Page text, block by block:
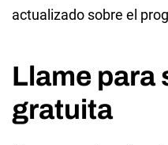
actualizado sobre el
Llame para
gratuita